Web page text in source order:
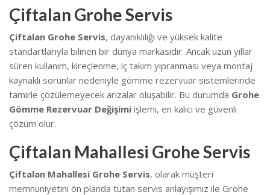
Çiftalan Grohe Servis
Çiftalan Grohe Servis, dayanıklılığı ve yüksek kalite
standartlarıyla bilinen bir dünya markasıdır. Ancak uzun yıllar
süren kullanım, kireçlenme, iç takım yıpranması veya montaj
kaynaklı sorunlar nedeniyle gömme rezervuar sistemlerinde
tamirle çözülemeyecek arızalar oluşabilir. Bu durumda Grohe
Gömme Rezervuar Değişimi işlemi, en kalıcı ve güvenli
çözüm olur.
Çiftalan Mahallesi Grohe Servis
Çiftalan Mahallesi Grohe Servis, olarak müşteri
memnuniyetini ön planda tutan servis anlayışımız ile Grohe